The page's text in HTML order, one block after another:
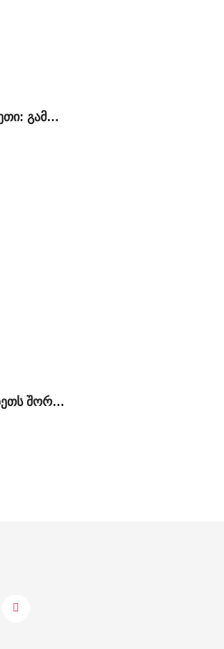
საქართველო-რუსეთი: გამყოფ ხაზზე მიმდინარე მოვლენების პოლიტიკური, სამართლებრივი და ჰუმანიტარული განზომილება
რუსეთსა და აფხაზეთს შორის გაფორმებული „მოკავშირეობის და სტრატეგიული პარტნიორობის შესახებ“ ხელშეკრულების კონტექსტუალური ანალიზი